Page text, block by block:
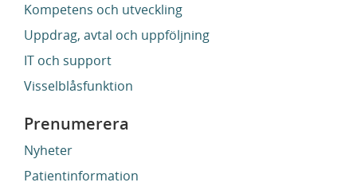
Kompetens och utveckling
Uppdrag, avtal och uppföljning
IT och support
Visselblåsfunktion
Prenumerera
Nyheter
Patientinformation